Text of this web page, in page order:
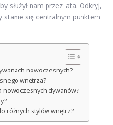
służył nam przez lata. Odkryj,
stanie się centralnym punktem
nowoczesnych?
wnętrza?
nowoczesnych dywanów?
różnych stylów wnętrz?